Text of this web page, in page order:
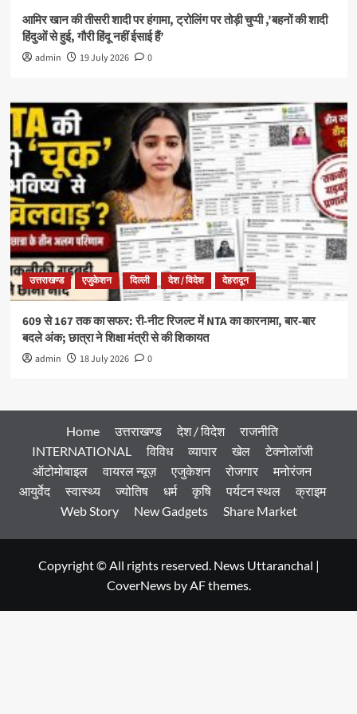
आमिर खान की तीसरी शादी पर हंगामा, ट्रोलिंग पर तोड़ी चुप्पी ,’बहनों की शादी
हिंदुओं से हुई, गौरी हिंदू नहीं ईसाई हैं’
admin 19 July 2026 0
उत्तराखण्ड एजुकेशन दिल्ली देश / विदेश देहरादून
609 से 167 तक का सफर: री-नीट रिजल्ट में NTA का कारनामा, बार-बार
बदले अंक; छात्रा ने शिक्षा मंत्री से की शिकायत
admin 18 July 2026 0
Home उत्तराखण्ड देश / विदेश
राजनीति
INTERNATIONAL
विविध व्यापार खेल
टेक्नोलॉजी
ऑटोमोबाइल
वायरल न्यूज़ एजुकेशन रोजगार
मनोरंजन
आयुर्वेद
स्वास्थ्य ज्योतिष धर्म कृषि पर्यटन स्थल
क्राइम
Web Story
New Gadgets Share Market
Copyright © All rights reserved. News Uttaranchal |
CoverNewsby AF themes.